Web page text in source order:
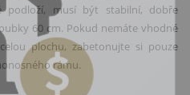
podloží, musí být stabilní, dobře
60 cm. Pokud nemáte vhodné
plochu, zabetonujte si pouze
ého rámu.